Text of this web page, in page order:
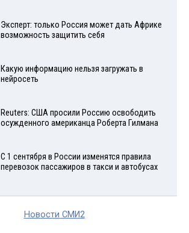
Эксперт: только Россия может дать Африке
возможность защитить себя
Какую информацию нельзя загружать в
нейросеть
Reuters: США просили Россию освободить
осужденного американца Роберта Гилмана
С 1 сентября в России изменятся правила
перевозок пассажиров в такси и автобусах
Новости СМИ2